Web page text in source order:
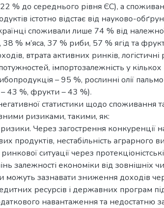
% до середнього рівня ЄС), а
істотно відстає від науково-
споживали лише 74 % від належної
% м’яса, 37 % риби, 57 % ягід та
втрата активних ринків, логістичні
імпортозалежність у
– 95 %, рослинні олії
43 %, фрукти – 43 %).
статистики щодо споживання
ризиками, такими, як:
Через загострення конкуренції
продуктів, нестабільність аграрного
ситуації через
залежності економіки від зовнішніх
можуть зазнавати зниження доходів
ресурсів і державних програм
навантаження та недостатню